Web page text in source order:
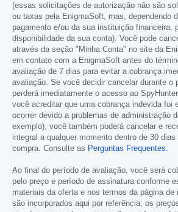
(essas solicitações de autorização não são
ou taxas pela EnigmaSoft, mas, dependendo
pagamento e/ou da sua instituição financeira,
disponibilidade da sua conta). Você pode
através da seção "Minha Conta" no site da
em contato com a EnigmaSoft antes do
avaliação de 7 dias para evitar a cobrança
avaliação. Se você decidir cancelar durante o
perderá imediatamente o acesso ao
você acreditar que uma cobrança indevida foi
ocorrer devido a problemas de administração
exemplo), você também poderá cancelar e
integral a qualquer momento dentro de 30
compra. Consulte as Perguntas Frequentes.
Ao final do período de avaliação, você será
pelo preço e período de assinatura conforme
materiais da oferta e nos termos da página de
são incorporados aqui por referência; os